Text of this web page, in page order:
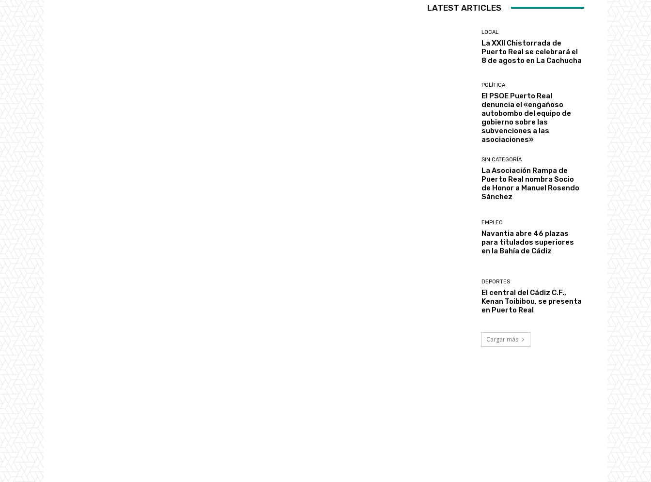
LATEST ARTICLES
LOCAL
La XXII Chistorrada de
Puerto Real se celebrará el
8 de agosto en La Cachucha
POLÍTICA
El PSOE Puerto Real
denuncia el «engañoso
autobombo del equipo de
gobierno sobre las
subvenciones a las
asociaciones»
SIN CATEGORÍA
La Asociación Rampa de
Puerto Real nombra Socio
de Honor a Manuel Rosendo
Sánchez
EMPLEO
Navantia abre 46 plazas
para titulados superiores
en la Bahía de Cádiz
DEPORTES
El central del Cádiz C.F.,
Kenan Toibibou, se presenta
en Puerto Real
Cargar más